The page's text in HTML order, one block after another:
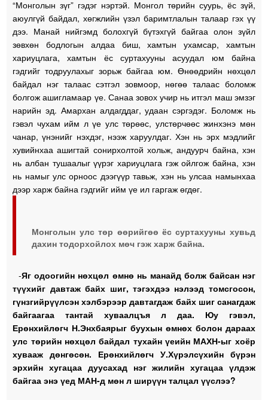
“Монголын зүг” гэдэг нэртэй. Монгол төрийн суурь, ёс зүй,
аюулгүй байдал, хөгжлийн үзэл баримтлалын талаар гэх үү
дээ. Манай нийгэмд болохгүй бүтэхгүй байгаа олон зүйл
зөвхөн бодлогын алдаа биш, хамтын ухамсар, хамтын
хариуцлага, хамтын ёс суртахууны асуудал юм байна
гэдгийг тодруулахыг зорьж байгаа юм. Өнөөдрийн нөхцөл
байдал нэг талаас сэтгэл зовмоор, нөгөө талаас боломж
болгож ашигламаар үе. Санаа зовох учир нь итгэл маш эмзэг
нарийн эд. Амархан алдагддаг, удаан сэргэдэг. Боломж нь
гэвэл чухам ийм л үе улс төрөөс, улстөрчөөс жинхэнэ мөн
чанар, үнэнийг нэхдэг, нээж харуулдаг. Хэн нь эрх мэдлийг
хувийнхаа ашигтай сонирхолтой хольж, андуурч байна, хэн
нь албан тушаалыг үүрэг хариуцлага гэж ойлгож байна, хэн
нь намыг улс орноос дээгүүр тавьж, хэн нь улсаа намынхаа
дээр харж байна гэдгийг ийм үе ил гаргаж өгдөг.
Монголын улс төр өөрийгөө ёс суртахууны хувьд
дахин тодорхойлох мөч гэж харж байна.
-Яг одоогийн нөхцөл өмнө нь манайд болж байсан нэг
түүхийг давтаж байх шиг, тэгэхдээ нэлээд томсгосон,
гүнзгийрүүлсэн хэлбэрээр давтагдаж байх шиг санагдаж
байгаагаа тантай хуваалцъя л даа. Юу гэвэл,
Ерөнхийлөгч Н.Энхбаярыг буухын өмнөх болон дараах
улс төрийн нөхцөл байдал тухайн үеийн МАХН-ыг хоёр
хувааж дөнгөсөн. Ерөнхийлөгч У.Хүрэлсүхийн бүрэн
эрхийн хугацаа дуусахад нэг жилийн хугацаа үлдэж
байгаа энэ үед МАН-д мөн л ширүүн талцал үүслээ?